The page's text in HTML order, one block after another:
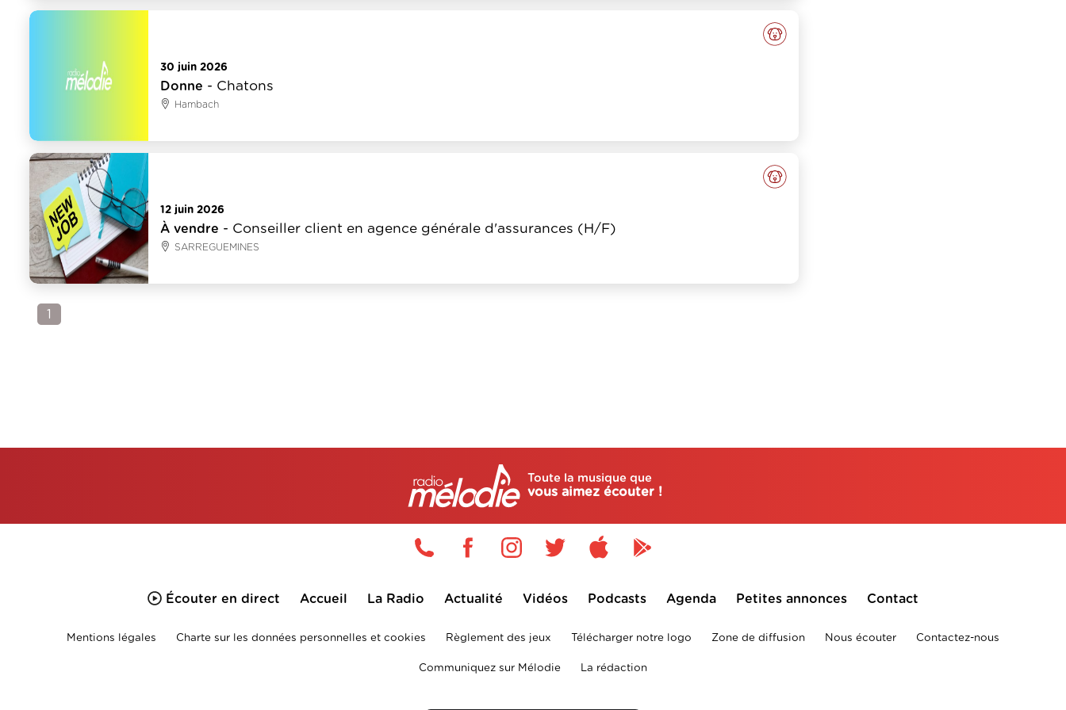
30 juin 2026
Donne - Chatons
Hambach
12 juin 2026
À vendre - Conseiller client en agence générale d'assurances (H/F)
SARREGUEMINES
1
Toute la musique que
vous aimez écouter !
Écouter en direct Accueil La Radio Actualité Vidéos Podcasts Agenda Petites annonces Contact
Mentions légales Charte sur les données personnelles et cookies Règlement des jeux Télécharger notre logo Zone de diffusion Nous écouter Contactez-nous
Communiquez sur Mélodie La rédaction